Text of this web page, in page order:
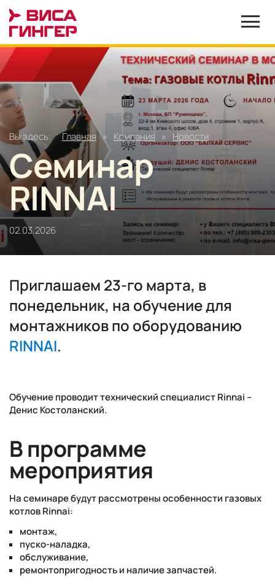
Вы здесь:Главная » Компания » Новости
Семинар
RINNAI
02.03.2026
Приглашаем 23-го марта, в
понедельник, на обучение для
монтажников по оборудованию
RINNAI.
Обучение проводит технический специалист Rinnai –
Денис Костоланский.
В программе
мероприятия
На семинаре будут рассмотрены особенности газовых
котлов Rinnai:
монтаж,
пуско-наладка,
обслуживание,
ремонтопригодность и наличие запчастей.